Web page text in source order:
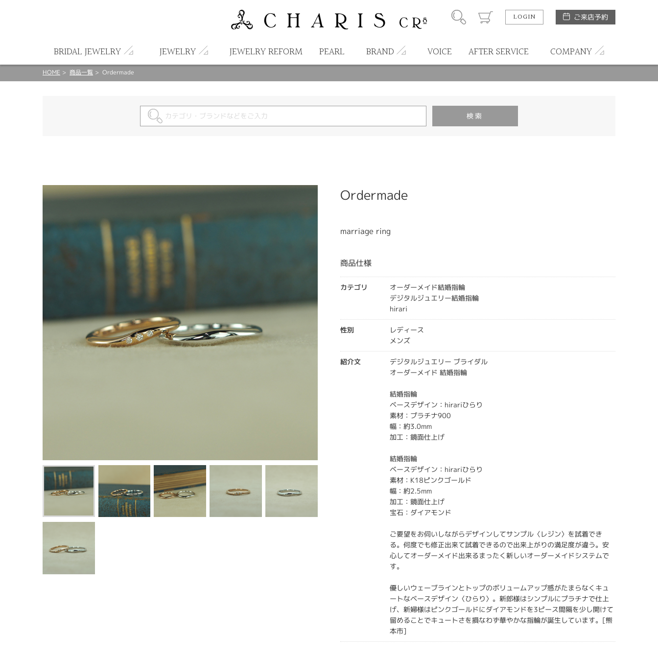
LOGIN ご来店予約
BRIDAL JEWELRY JEWELRY JEWELRY REFORM PEARL BRAND VOICE AFTER SERVICE COMPANY
HOME 商品一覧 Ordermade
Ordermade
marriage ring
商品仕様
カテゴリ
オーダーメイド結婚指輪
デジタルジュエリー結婚指輪
hirari
性別
レディース
メンズ
紹介文
デジタルジュエリー ブライダル
オーダーメイド 結婚指輪
結婚指輪
ベースデザイン：hirariひらり
素材：プラチナ900
幅：約3.0mm
加工：鏡面仕上げ
結婚指輪
ベースデザイン：hirariひらり
素材：K18ピンクゴールド
幅：約2.5mm
加工：鏡面仕上げ
宝石：ダイアモンド
ご要望をお伺いしながらデザインしてサンプル〈レジン〉を試着でき
る。何度でも修正出来て試着できるので出来上がりの満足度が違う。安
心してオーダーメイド出来るまったく新しいオーダーメイドシステムで
す。
優しいウェーブラインとトップのボリュームアップ感がたまらなくキュ
ートなベースデザイン〈ひらり〉。新郎様はシンプルにプラチナで仕上
げ、新婦様はピンクゴールドにダイアモンドを3ピース間隔を少し開けて
留めることでキュートさを損なわず華やかな指輪が誕生しています。[熊
本市]